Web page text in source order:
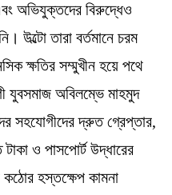
অভিযুক্তদের বিরুদ্ধেও
উল্টো তারা বর্তমানে চরম
ক্ষতির সম্মুখীন হয়ে পথে
অবিলম্ভে মাহমুদ
সহযোগীদের দ্রুত গ্রেপ্তার,
ও পাসপোর্ট উদ্ধারের
কঠোর হস্তক্ষেপ কামনা